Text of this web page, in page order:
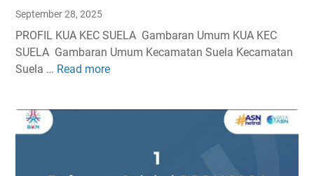
H
U
M
'
T
September 28, 2025
PROFIL KUA KEC SUELA Gambaran Umum KUA KEC
SUELA Gambaran Umum Kecamatan Suela Kecamatan
Suela … Read more